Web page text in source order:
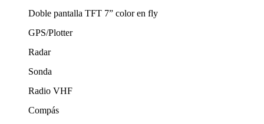
Doble pantalla TFT 7” color en fly
GPS/Plotter
Radar
Sonda
Radio VHF
Compás